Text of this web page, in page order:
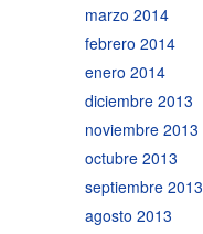
marzo 2014
febrero 2014
enero 2014
diciembre 2013
noviembre 2013
octubre 2013
septiembre 2013
agosto 2013